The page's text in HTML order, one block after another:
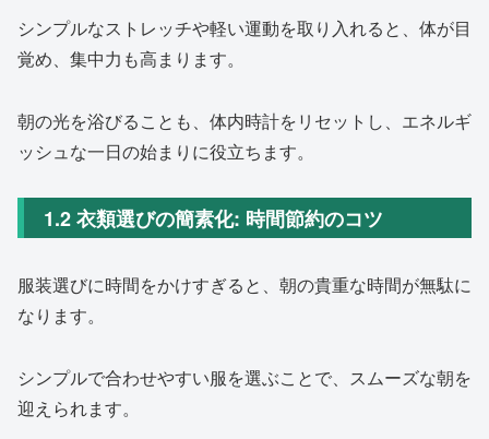
シンプルなストレッチや軽い運動を取り入れると、体が目
覚め、集中力も高まります。
朝の光を浴びることも、体内時計をリセットし、エネルギ
ッシュな一日の始まりに役立ちます。
1.2 衣類選びの簡素化: 時間節約のコツ
服装選びに時間をかけすぎると、朝の貴重な時間が無駄に
なります。
シンプルで合わせやすい服を選ぶことで、スムーズな朝を
迎えられます。